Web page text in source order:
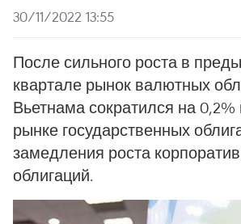
30/11/2022 13:55
После сильного роста в
квартале рынок валютных
Вьетнама сократился на 0,2%
рынке государственных
замедления роста
облигаций.